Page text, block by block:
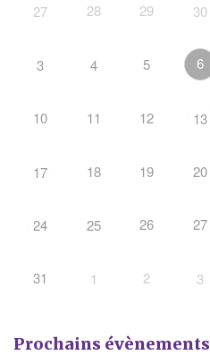
27 28 29 30
3 4 5 6
10 11 12 13
17 18 19 20
24 25 26 27
31 1 2 3
Prochains évènements